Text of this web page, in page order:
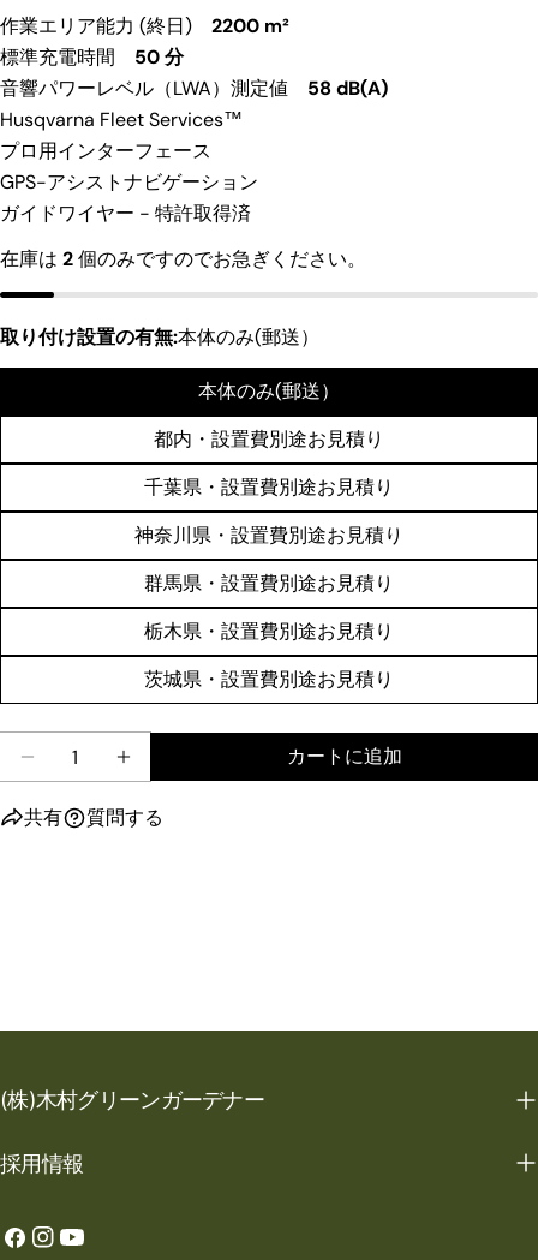
作業エリア能力 (終日) 2200 m²
標準充電時間 50 分
音響パワーレベル（LWA）測定値 58 dB(A)
Husqvarna Fleet Services™
プロ用インターフェース
GPS-アシストナビゲーション
ガイドワイヤー - 特許取得済
在庫は 2個のみですのでお急ぎください。
取り付け設置の有無:本体のみ(郵送）
本体のみ(郵送）
都内・設置費別途お見積り
千葉県・設置費別途お見積り
神奈川県・設置費別途お見積り
群馬県・設置費別途お見積り
栃木県・設置費別途お見積り
茨城県・設置費別途お見積り
ロボット芝刈機 AUTOMOWER 520の数量を減ら
カートに追加
共有
この商品をシェアする
共
有
コピー
質問する
名
前
た
の
メ
ル
ア
ド
レ
ス
あ
な
た
の
話
あ
な
た
メ
ッ
ー
ジ
* の付いたフィールドは必須です。
質問を送信する
(株)木村グリーンガーデナー
採用情報
フ イ YouTube